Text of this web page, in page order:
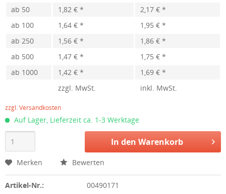
ab 50 1,82 € *
2,17 € *
ab 100 1,64 € *
1,95 € *
ab 250 1,56 € *
1,86 € *
ab 500 1,47 € *
1,75 € *
ab 1000 1,42 € *
1,69 € *
zzgl. MwSt.
inkl. MwSt.
zzgl. Versandkosten
Auf Lager, Lieferzeit ca. 1-3 Werktage
In den Warenkorb
Merken Bewerten
Artikel-Nr.: 00490171